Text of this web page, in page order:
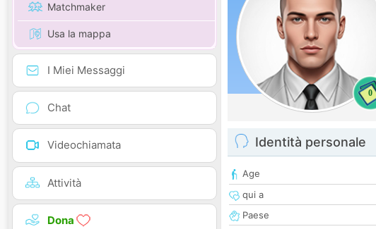
Matchmaker
Usa la mappa
I Miei Messaggi
Chat
Videochiamata
Attività
Dona
0
Identità personale
Age
qui a
Paese